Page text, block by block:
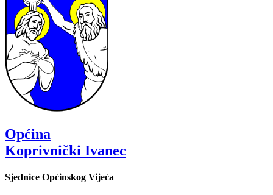
Općina
Koprivnički Ivanec
Sjednice Općinskog Vijeća